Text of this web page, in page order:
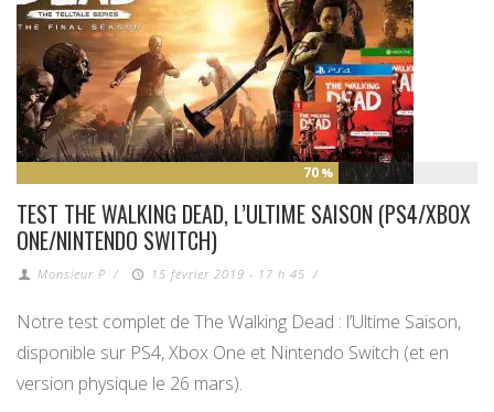
70 %
TEST THE WALKING DEAD, L’ULTIME SAISON (PS4/XBOX
ONE/NINTENDO SWITCH)
Monsieur P / 15 février 2019 - 17 h 45 /
Notre test complet de The Walking Dead : l’Ultime Saison,
disponible sur PS4, Xbox One et Nintendo Switch (et en
version physique le 26 mars).